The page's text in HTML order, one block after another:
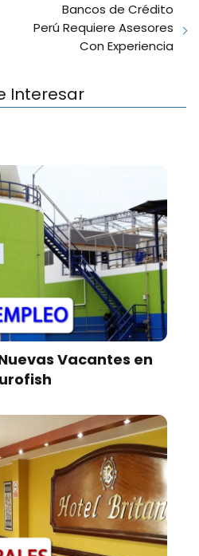
Bancos de Crédito
Perú Requiere Asesores
Con Experiencia
Interesar
Vacantes en